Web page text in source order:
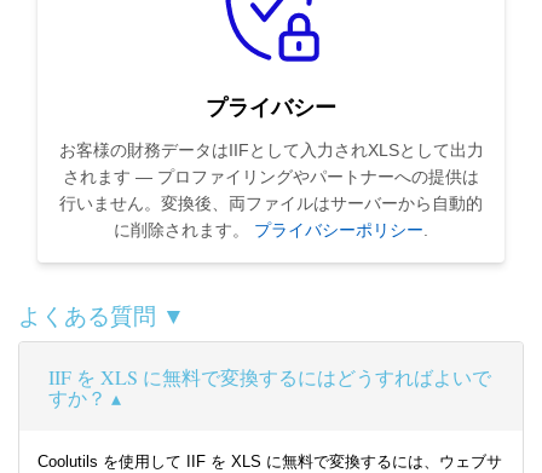
プライバシー
お客様の財務データはIIFとして入力されXLSとして出力
されます — プロファイリングやパートナーへの提供は
行いません。変換後、両ファイルはサーバーから自動的
に削除されます。 プライバシーポリシー.
よくある質問 ▼
IIF を XLS に無料で変換するにはどうすればよいで
すか？
Coolutils を使用して IIF を XLS に無料で変換するには、ウェブサ